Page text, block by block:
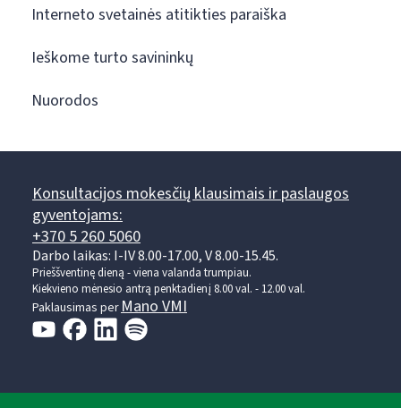
Interneto svetainės atitikties paraiška
Ieškome turto savininkų
Nuorodos
Konsultacijos mokesčių klausimais ir paslaugos
gyventojams:
+370 5 260 5060
Darbo laikas: I-IV 8.00-17.00, V 8.00-15.45.
Prieššventinę dieną - viena valanda trumpiau.
Kiekvieno mėnesio antrą penktadienį 8.00 val. - 12.00 val.
Paklausimas perMano VMI